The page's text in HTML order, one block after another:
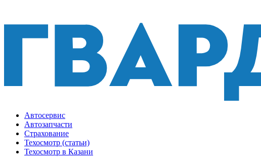
Автосервис
Автозапчасти
Страхование
Техосмотр (статьи)
Техосмотр в Казани